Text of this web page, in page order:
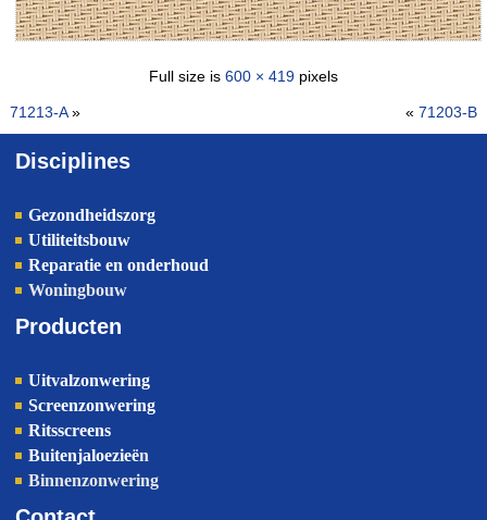
Full size is 600 × 419 pixels
71213-A» « 71203-B
Disciplines
Gezondheidszorg
Utiliteitsbouw
Reparatie en onderhoud
Woningbouw
Producten
Uitvalzonwering
Screenzonwering
Ritsscreens
Buitenjaloezieën
Binnenzonwering